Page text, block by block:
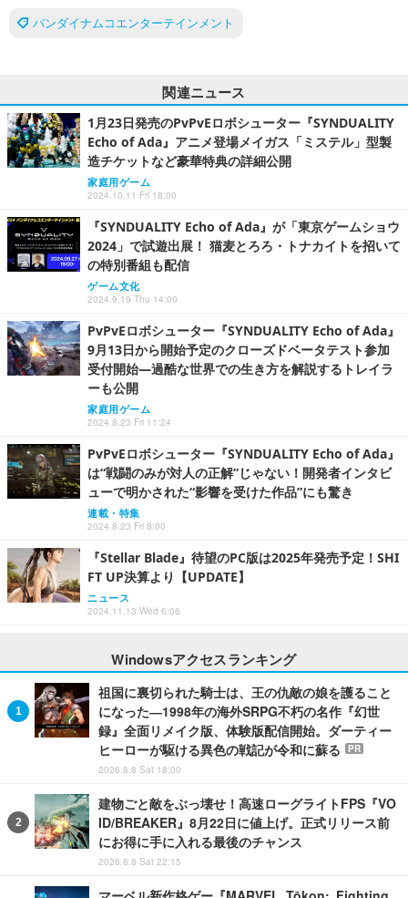
バンダイナムコエンターテインメント
関連ニュース
1月23日発売のPvPvEロボシューター『SYNDUALITY
Echo of Ada』アニメ登場メイガス「ミステル」型製
造チケットなど豪華特典の詳細公開
家庭用ゲーム
2024.10.11 Fri 18:00
『SYNDUALITY Echo of Ada』が「東京ゲームショウ
2024」で試遊出展！ 猫麦とろろ・トナカイトを招いて
の特別番組も配信
ゲーム文化
2024.9.19 Thu 14:00
PvPvEロボシューター『SYNDUALITY Echo of Ada』
9月13日から開始予定のクローズドベータテスト参加
受付開始―過酷な世界での生き方を解説するトレイラ
ーも公開
家庭用ゲーム
2024.8.23 Fri 11:24
PvPvEロボシューター『SYNDUALITY Echo of Ada』
は“戦闘のみが対人の正解”じゃない！開発者インタビ
ューで明かされた“影響を受けた作品”にも驚き
連載・特集
2024.8.23 Fri 8:00
『Stellar Blade』待望のPC版は2025年発売予定！SHI
FT UP決算より【UPDATE】
ニュース
2024.11.13 Wed 6:06
Windowsアクセスランキング
祖国に裏切られた騎士は、王の仇敵の娘を護ること
になった―1998年の海外SRPG不朽の名作『幻世
録』全面リメイク版、体験版配信開始。ダーティー
ヒーローが駆ける異色の戦記が令和に蘇る
PR
2026.8.8 Sat 18:00
建物ごと敵をぶっ壊せ！高速ローグライトFPS『VO
ID/BREAKER』8月22日に値上げ。正式リリース前
にお得に手に入れる最後のチャンス
2026.8.8 Sat 22:15
マーベル新作格ゲー『MARVEL Tōkon: Fighting